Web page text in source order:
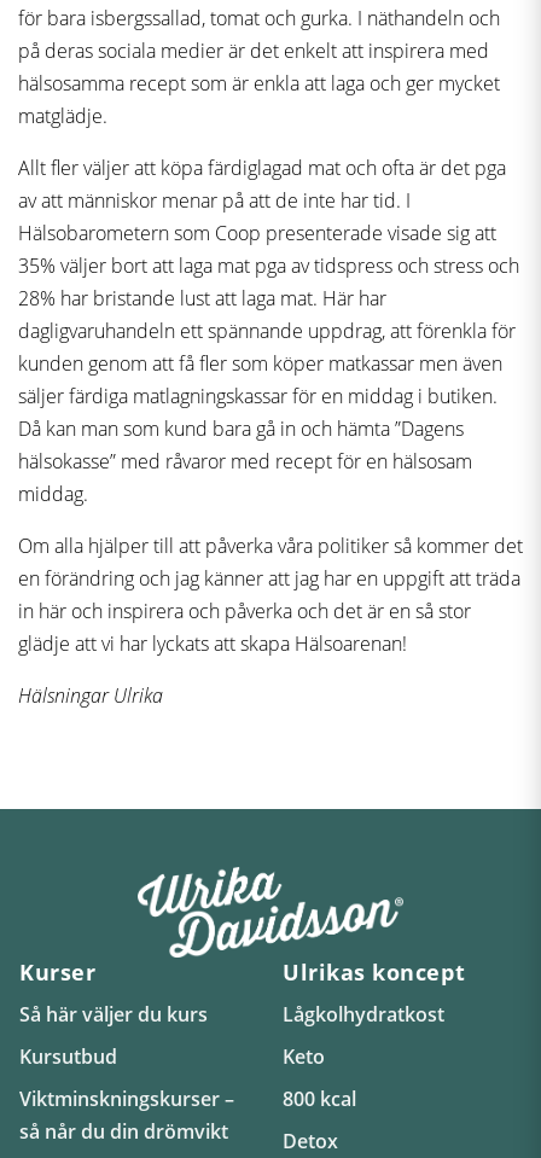
för bara isbergssallad, tomat och gurka. I näthandeln och
på deras sociala medier är det enkelt att inspirera med
hälsosamma recept som är enkla att laga och ger mycket
matglädje.
Allt fler väljer att köpa färdiglagad mat och ofta är det pga
av att människor menar på att de inte har tid. I
Hälsobarometern som Coop presenterade visade sig att
35% väljer bort att laga mat pga av tidspress och stress och
28% har bristande lust att laga mat. Här har
dagligvaruhandeln ett spännande uppdrag, att förenkla för
kunden genom att få fler som köper matkassar men även
säljer färdiga matlagningskassar för en middag i butiken.
Då kan man som kund bara gå in och hämta ”Dagens
hälsokasse” med råvaror med recept för en hälsosam
middag.
Om alla hjälper till att påverka våra politiker så kommer det
en förändring och jag känner att jag har en uppgift att träda
in här och inspirera och påverka och det är en så stor
glädje att vi har lyckats att skapa Hälsoarenan!
Hälsningar Ulrika
Kurser
Så här väljer du kurs
Kursutbud
Viktminskningskurser –
så når du din drömvikt
Ulrikas koncept
Lågkolhydratkost
Keto
800 kcal
Detox